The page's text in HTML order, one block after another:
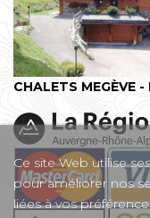
CHALETS MEGÈVE
Ce site Web utilise
pour améliorer nos
liées à vos